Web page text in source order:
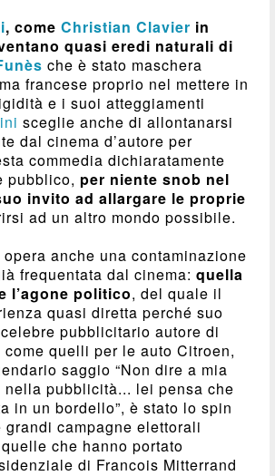
, comeChristian Clavier in
quasi eredi naturali di
che è stato maschera
francese proprio nel mettere in
e i suoi atteggiamenti
sceglie anche di allontanarsi
dal cinema d’autore per
commedia dichiaratamente
pubblico, per niente snob nel
invito ad allargare le proprie
ad un altro mondo possibile.
opera anche una contaminazione
frequentata dal cinema:quella
l’agone politico, del quale il
quasi diretta perché suo
pubblicitario autore di
quelli per le auto Citroen,
saggio “Non dire a mia
nella pubblicità... lei pensa che
in un bordello”, è stato lo spin
campagne elettorali
che hanno portato
di Francois Mitterrand